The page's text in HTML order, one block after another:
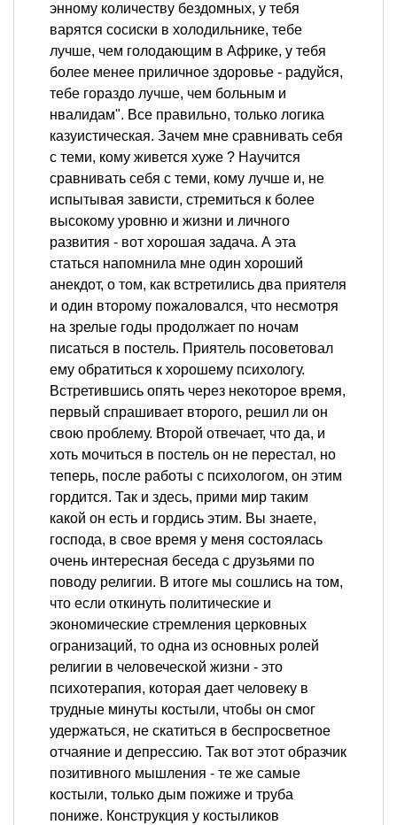
энному количеству бездомных, у тебя
варятся сосиски в холодильнике, тебе
лучше, чем голодающим в Африке, у тебя
более менее приличное здоровье - радуйся,
тебе гораздо лучше, чем больным и
нвалидам". Все правильно, только логика
казуистическая. Зачем мне сравнивать себя
с теми, кому живется хуже ? Научится
сравнивать себя с теми, кому лучше и, не
испытывая зависти, стремиться к более
высокому уровню и жизни и личного
развития - вот хорошая задача. А эта
статься напомнила мне один хороший
анекдот, о том, как встретились два приятеля
и один второму пожаловался, что несмотря
на зрелые годы продолжает по ночам
писаться в постель. Приятель посоветовал
ему обратиться к хорошему психологу.
Встретившись опять через некоторое время,
первый спрашивает второго, решил ли он
свою проблему. Второй отвечает, что да, и
хоть мочиться в постель он не перестал, но
теперь, после работы с психологом, он этим
гордится. Так и здесь, прими мир таким
какой он есть и гордись этим. Вы знаете,
господа, в свое время у меня состоялась
очень интересная беседа с друзьями по
поводу религии. В итоге мы сошлись на том,
что если откинуть политические и
экономические стремления церковных
огранизаций, то одна из основных ролей
религии в человеческой жизни - это
психотерапия, которая дает человеку в
трудные минуты костыли, чтобы он смог
удержаться, не скатиться в беспросветное
отчаяние и депрессию. Так вот этот образчик
позитивного мышления - те же самые
костыли, только дым пожиже и труба
пониже. Конструкция у костыликов